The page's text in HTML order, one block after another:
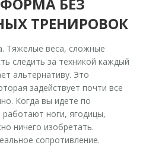
ТРЕНИРОВОК
Тяжелые веса, сложные
следить за техникой каждый
альтернативу. Это
задействует почти все
Когда вы идете по
ноги, ягодицы,
ничего изобретать.
сопротивление.